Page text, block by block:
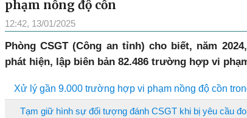
phạm nồng độ cồn
12:42, 13/01/2025
Phòng CSGT (Công an tỉnh) cho biết, năm
phát hiện, lập biên bản 82.486 trường hợp vi
Xử lý gần 9.000 trường hợp vi phạm nồng độ cồn
Tạm giữ hình sự đối tượng đánh CSGT khi bị yêu cầu